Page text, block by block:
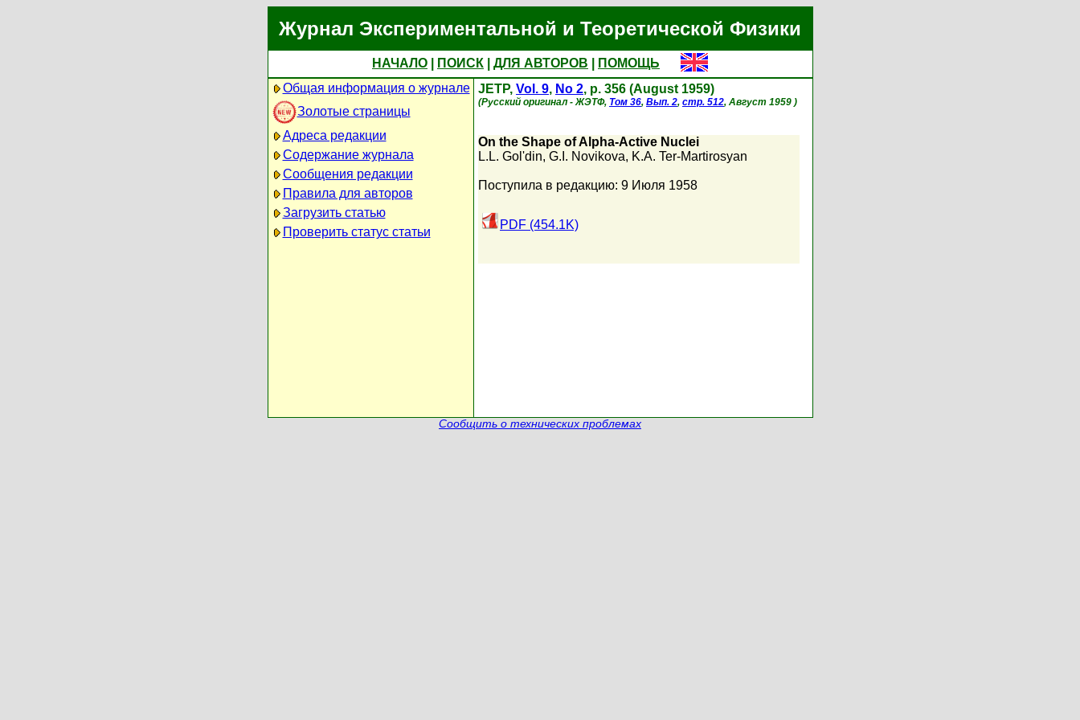
Журнал Экспериментальной и Теоретической Физики
НАЧАЛО ПОИСК ДЛЯ АВТОРОВ
ПОМОЩЬ
Общая информация о журнале
Золотые страницы
Адреса редакции
Содержание журнала
Сообщения редакции
Правила для авторов
Загрузить статью
Проверить статус статьи
JETP, Vol. 9, No 2, p. 356 (August 1959)
(Русский оригинал - ЖЭТФ, Том 36, Вып. 2, стр. 512, Август 1959 )
On the Shape of Alpha-Active Nuclei
L.L. Gol'din, G.I. Novikova, K.A. Ter-Martirosyan
Поступила в редакцию: 9 Июля 1958
PDF (454.1K)
Сообщить о технических проблемах